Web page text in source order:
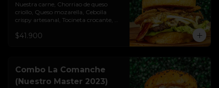
Nuestra carne, Chorriao de queso
criollo, Queso mozarella, Cebolla
crispy artesanal, Tocineta crocante,
Pan brioche premium. Incluye papas
$41.900
Combo La Comanche
(Nuestro Master 2023)